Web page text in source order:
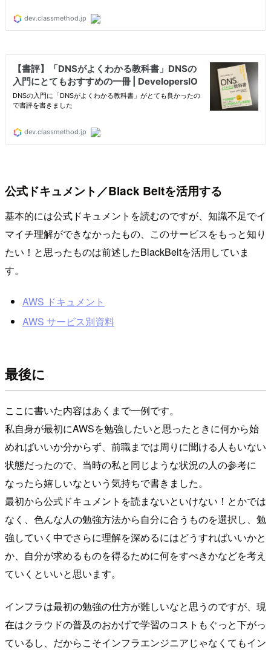
公式ドキュメント／Black Beltを活用する
基本的には公式ドキュメントを読むのですが、知識不足でイ
マイチ理解ができなかったもの、このサービスをもっと知り
たい！と思ったものは前述したBlackBeltを活用していま
す。
AWS ドキュメント
AWS サービス別資料
最後に
ここに書いた内容はあくまで一例です。
私自身が最初にAWSを勉強したいと思ったときに何から始
めればいいか分からず、前職までは周りに聞ける人もいない
状態だったので、当時の私と同じような状況の人の参考に
なったら嬉しいなという気持ちで書きました。
最初から公式ドキュメントを読まないといけない！とかでは
なく、色んな人の勉強方法から自分に合うものを選択し、勉
強していく中でさらに理解を深めるにはどうすればいいかと
か、自分が求めるものを得るために何をすべきかなどを考え
ていくといいと思います。
インフラは最初の勉強の仕方が難しいなと思うのですが、現
在はクラウドの普及のおかげで学習のコストもぐっと下がっ
ているし、だからこそインフラエンジニアじゃなくてもイン